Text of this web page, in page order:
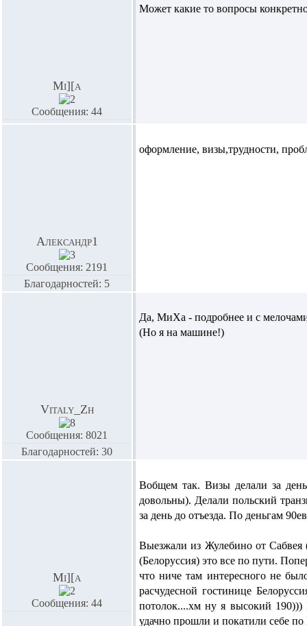
Mi][a
Сообщения: 44
Может какие то вопросы
Александр1
Сообщения: 2191
Благодарностей: 5
оформление, визы,трудности,
Vitaly_Zh
Сообщения: 8021
Благодарностей: 30
Да, МиХа - подробнее и с
(Но я на машине!)
Mi][a
Сообщения: 44
Вобщем так. Визы делали за
довольны). Делали польский
за день до отъезда. По деньгам
Выезжали из Жулебино от Сабвея
(Белоруссия) это все по пути.
что ниче там интересного не
расчудесной гостинице
потолок....хм ну я высокий 190)))
удачно прошли и покатили себе